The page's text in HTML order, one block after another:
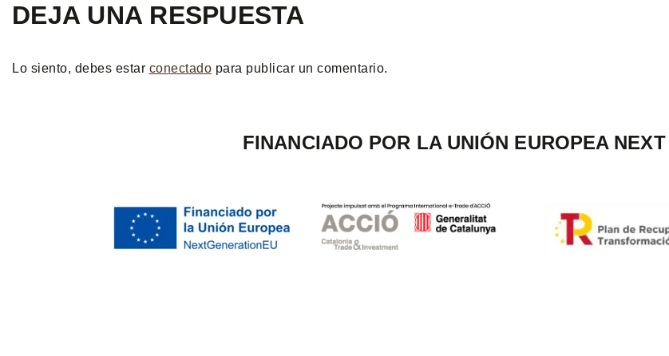
DEJA UNA RESPUESTA
Lo siento, debes estar conectado para publicar un comentario.
FINANCIADO POR LA UNIÓN EUROPEA